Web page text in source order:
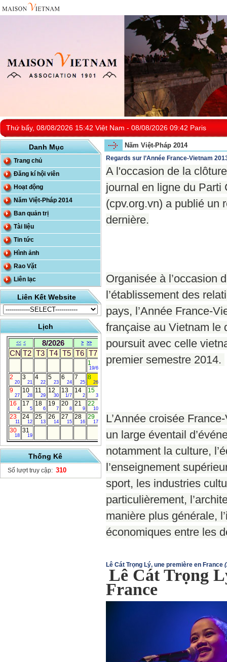
Thứ bẩy, 08/08/2026 15:42 Việt Nam - 08/08/2026 09:42 Paris
Danh Mục
Trang chủ
Đăng kí hội viên
Hoạt động
Năm Việt-Pháp 2014
Ban quản trị
Tài liệu
Tin tức
Hình ảnh
Rao Vặt
Liên lạc
Liên Kết Website
Lịch
<< < 8/2026 > >>
CN T2 T3 T4 T5 T6 T7
1
19/6
2
20
3
21
4
22
5
23
6
24
7
25
8
26
9
27
10
28
11
29
12
30
13
1/7
14
2
15
3
16
4
17
5
18
6
19
7
20
8
21
9
22
10
23
11
24
12
25
13
26
14
27
15
28
16
29
17
30
18
31
19
Thống Kê
Số lượt truy cập: 310
Năm Việt-Pháp 2014
Regards sur l’Année France-Vietnam
A l'occasion de la
journal en ligne du Parti
(cpv.org.vn) a publié un
dernière.
Organisée à l’occasion
l’établissement des
pays, l’Année France-
française au Vietnam le
poursuit avec celle
premier semestre 2014.
L’Année croisée
un large éventail
notamment la culture,
l’enseignement
sport, les industries
particulièrement,
manière plus générale,
économiques entre les
Lê Cát Trọng Lý, une première en France
Lê Cát Trọng
France